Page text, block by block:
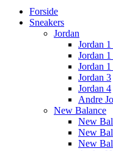
Main
Menu
Forside
Sneakers
Jordan
Jordan
Jordan
Jordan
Jordan 3
Jordan 4
Andre
New Balance
New
New
New